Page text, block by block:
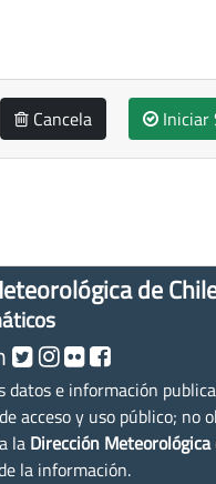
Cancela Iniciar
de
datos e información
acceso y uso público; no
la Dirección Meteorológica
la información.